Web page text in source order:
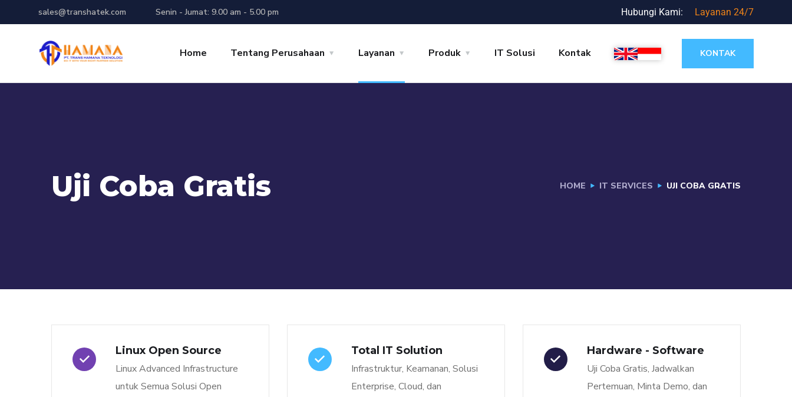
sales@transhatek.com Senin - Jumat: 9.00 am - 5.00 pm Hubungi Kami: Layanan 24/7
Home Tentang Perusahaan Layanan Produk IT Solusi Kontak KONTAK
Uji Coba Gratis HOME IT SERVICES UJI COBA GRATIS
Linux Open Source
Linux Advanced Infrastructure
untuk Semua Solusi Open
Total IT Solution
Infrastruktur, Keamanan, Solusi
Enterprise, Cloud, dan
Hardware - Software
Uji Coba Gratis, Jadwalkan
Pertemuan, Minta Demo, dan